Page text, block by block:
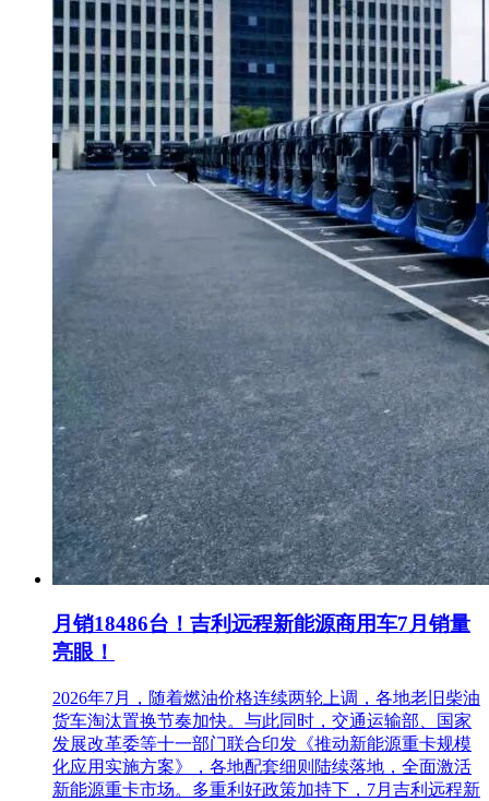
套设备。盐场站及前后路基起止里程为DK14+078.36-
DK17+844.881，长度3.767km（3766.521m）；其中盐场站起
止里程为DK14+850—DK17+097.52，长度是
2.247km（2247.52m）；区间路基征地界宽度45m～64m不等；
站场征地界宽度53m-126m宽度不等，其中站场路基段征地界
宽度一般为50m-70m，站台附近征地界宽度一般为100m-
126m、最大征地宽度达126m。本段工程永久征地总面积为
360.06亩，其中区间路基为123.66亩，站场为236.40亩。
中标人：中铁二十局集团第四工程有限公司
中铁工程设计咨询集团有限公司（联合体成员）
唐山海港港达商贸有限公司（联合体成员）
项目名称：唐曹铁路东延至京唐港联络线项目
工程位于河北省唐山市南部，线路大致呈东西走向，途经丰南
区、曹妃甸区、乐亭县、海港经济开发区。投资总额：541874
万元；主要包括正线工程、联络线工程、改建西环线工程。正
线工程线路全长36.394km，全线共设车站4座，其中改建既有
站1座，为曹妃甸东站；新建车站3座，为盐场站、三岛站及唐
山港站。
建设单位为唐山环港廊道运输有限公司
联络线站前区（TCLLXZQ）；工程范围及起讫里程：联络线
站前工程：上行LSDK0+000~LSDK8+049.80下行
LXDK0+000~LXDK8+097.52；工区长度（km）：16.148铺轨
公里；主要工程内容细化：详见招标文件。
电工程：上行 LSDK0+000~LSDK8+049.80下
行 LXDK0+000~LXDK8+097.52及既有线接触网改造工程；工
区长度（km）：16.148铺轨公里；
第一名：中铁工程设计咨询集团有限公司（牵头人），
月销18486台！吉利远程新能源商用车7月销量
亮眼！
2026年7月，随着燃油价格连续两轮上调，各地老旧柴油
货车淘汰置换节奏加快。与此同时，交通运输部、国家
发展改革委等十一部门联合印发《推动新能源重卡规模
化应用实施方案》，各地配套细则陆续落地，全面激活
新能源重卡市场。多重利好政策加持下，7月吉利远程新